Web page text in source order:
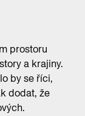
prostoru
a krajiny.
by se říci,
dodat, že